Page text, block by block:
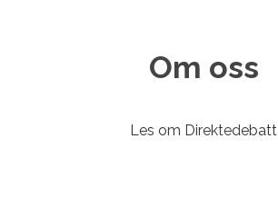
Om oss
Les om Direktedebatt